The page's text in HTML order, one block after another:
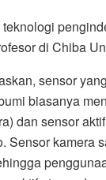
di Chiba
sensor
biasanya
dan sensor
Sensor kamera